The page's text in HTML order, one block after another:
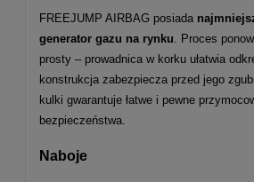
FREEJUMP AIRBAG posiada
generator gazu na rynku. Proces
prosty – prowadnica w korku ułatwia
konstrukcja zabezpiecza przed jego
kulki gwarantuje łatwe i pewne
bezpieczeństwa.
Naboje